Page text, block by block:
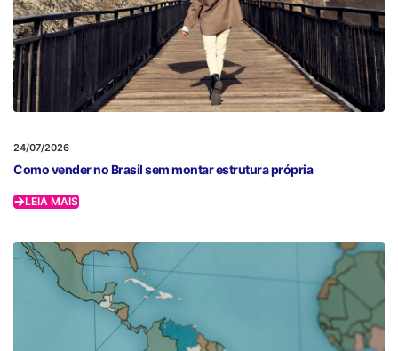
24/07/2026
Como vender no Brasil sem montar estrutura própria
LEIA MAIS